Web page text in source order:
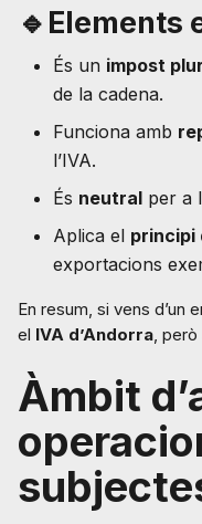
🔹Elements
És un impost
de la cadena.
Funciona amb
l’IVA.
És neutral per a
Aplica el principi
exportacions
En resum, si vens d’un
el IVA d’Andorra,
Àmbit